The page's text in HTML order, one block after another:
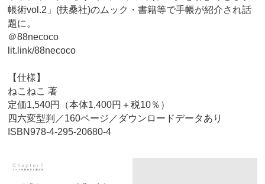
帳術vol.2」(扶桑社)のムック・書籍等で手帳が紹介され話
題に。
＠88necoco
lit.link/88necoco
【仕様】
ねこねこ 著
定価1,540円（本体1,400円＋税10％）
四六変型判／160ページ／ダウンロードデータあり
ISBN978-4-295-20680-4